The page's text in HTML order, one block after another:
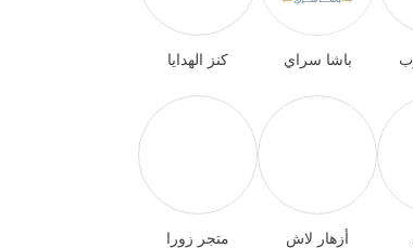
باشا سراي كنز الهدايا
أزهار لاش متجر زورا